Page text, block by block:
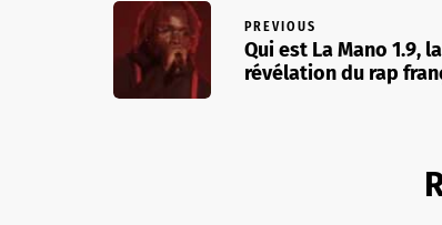
PREVIOUS
Qui est La Mano 1.9, la
révélation du rap